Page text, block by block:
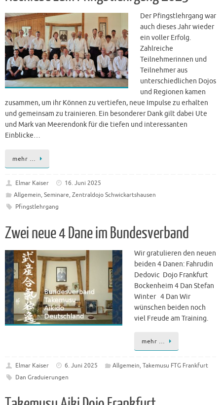
Der Pfingstlehrgang war
auch dieses Jahr wieder
ein voller Erfolg.
Zahlreiche
Teilnehmerinnen und
Teilnehmer aus
unterschiedlichen Dojos
und Regionen kamen
zusammen, um ihr Können zu vertiefen, neue Impulse zu erhalten
und gemeinsam zu trainieren. Ein besonderer Dank gilt dabei Ute
und Mark van Meerendonk für die tiefen und interessanten
Einblicke…
mehr …
Elmar Kaiser
16. Juni 2025
Allgemein, Seminare, Zentraldojo Schwickartshausen
Pfingstlehrgang
Zwei neue 4 Dane im Bundesverband
Wir gratulieren den neuen
beiden 4 Danen: Fahrudin
Dedovic Dojo Frankfurt
Bockenheim 4 Dan Stefan
Winter 4 Dan Wir
wünschen beiden noch
viel Freude am Training.
mehr …
Elmar Kaiser 6. Juni 2025 Allgemein, Takemusu FTG Frankfurt
Dan Graduierungen